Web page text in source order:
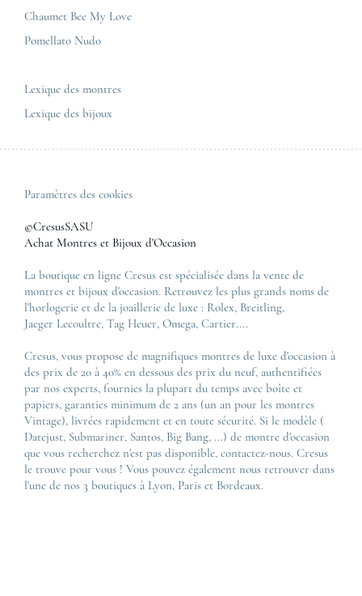
Chaumet Bee My Love
Pomellato Nudo
Lexique des montres
Lexique des bijoux
Paramètres des cookies
©CresusSASU
Achat Montres et Bijoux d'Occasion
La boutique en ligne Cresus est spécialisée dans la vente de
montres et bijoux d'occasion. Retrouvez les plus grands noms de
l'horlogerie et de la joaillerie de luxe : Rolex, Breitling,
Jaeger Lecoultre, Tag Heuer, Omega, Cartier....
Cresus, vous propose de magnifiques montres de luxe d'occasion à
des prix de 20 à 40% en dessous des prix du neuf, authentifiées
par nos experts, fournies la plupart du temps avec boîte et
papiers, garanties minimum de 2 ans (un an pour les montres
Vintage), livrées rapidement et en toute sécurité. Si le modèle (
Datejust, Submariner, Santos, Big Bang, ...) de montre d'occasion
que vous recherchez n'est pas disponible, contactez-nous. Cresus
le trouve pour vous ! Vous pouvez également nous retrouver dans
l'une de nos 3 boutiques à Lyon, Paris et Bordeaux.